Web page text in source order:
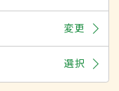
変更
選択